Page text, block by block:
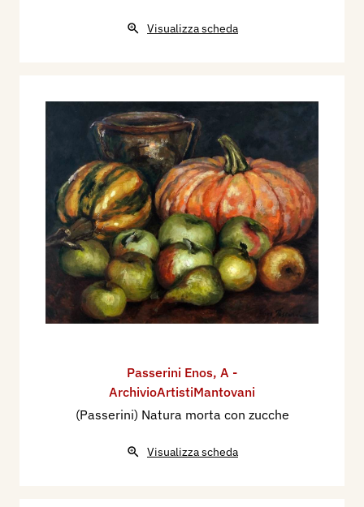
Visualizza scheda
Passerini Enos, A -
ArchivioArtistiMantovani
(Passerini) Natura morta con zucche
Visualizza scheda